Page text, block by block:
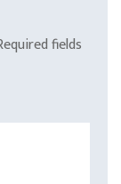
fields